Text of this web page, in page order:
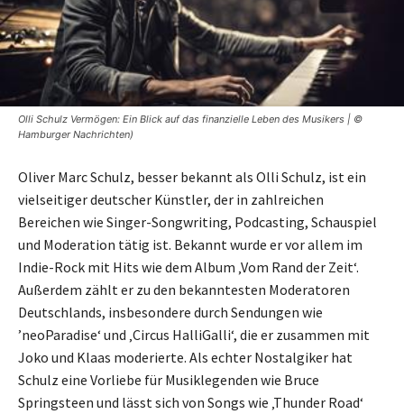
Olli Schulz Vermögen: Ein Blick auf das finanzielle Leben des Musikers | ©
Hamburger Nachrichten)
Oliver Marc Schulz, besser bekannt als Olli Schulz, ist ein
vielseitiger deutscher Künstler, der in zahlreichen
Bereichen wie Singer-Songwriting, Podcasting, Schauspiel
und Moderation tätig ist. Bekannt wurde er vor allem im
Indie-Rock mit Hits wie dem Album ‚Vom Rand der Zeit‘.
Außerdem zählt er zu den bekanntesten Moderatoren
Deutschlands, insbesondere durch Sendungen wie
’neoParadise‘ und ‚Circus HalliGalli‘, die er zusammen mit
Joko und Klaas moderierte. Als echter Nostalgiker hat
Schulz eine Vorliebe für Musiklegenden wie Bruce
Springsteen und lässt sich von Songs wie ‚Thunder Road‘